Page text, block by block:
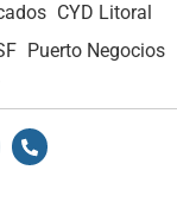
CYD Litoral
Puerto Negocios